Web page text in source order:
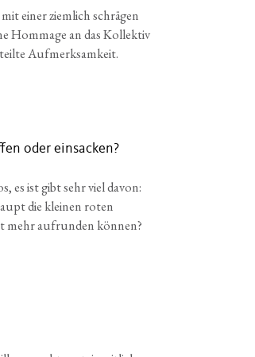
einer ziemlich schrägen
Hommage an das Kollektiv
Aufmerksamkeit.
oder einsacken?
es ist gibt sehr viel davon:
die kleinen roten
mehr aufrunden können?